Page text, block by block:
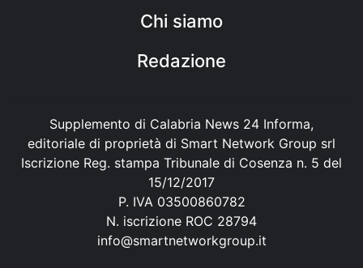
Chi siamo
Redazione
Supplemento di Calabria News 24 Informa,
editoriale di proprietà di Smart Network Group srl
Iscrizione Reg. stampa Tribunale di Cosenza n. 5 del
15/12/2017
P. IVA 03500860782
N. iscrizione ROC 28794
info@smartnetworkgroup.it